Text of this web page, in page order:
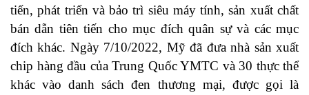
tiến, phát triển và bảo trì siêu máy tính, sản xuất chất
bán dẫn tiên tiến cho mục đích quân sự và các mục
đích khác. Ngày 7/10/2022, Mỹ đã đưa nhà sản xuất
chip hàng đầu của Trung Quốc YMTC và 30 thực thể
khác vào danh sách đen thương mại, được gọi là